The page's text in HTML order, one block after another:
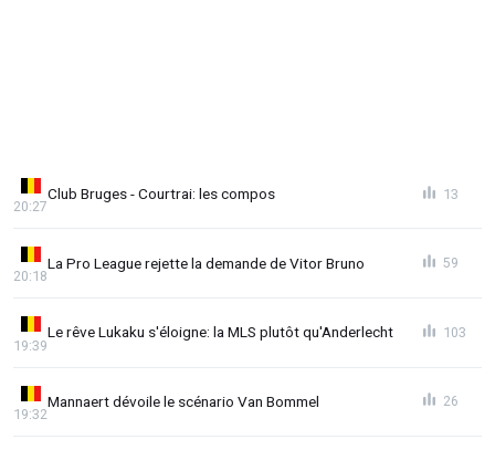
Club Bruges - Courtrai: les compos
20:27
13
La Pro League rejette la demande de Vitor Bruno
20:18
59
Le rêve Lukaku s'éloigne: la MLS plutôt qu'Anderlecht
19:39
103
Mannaert dévoile le scénario Van Bommel
19:32
26